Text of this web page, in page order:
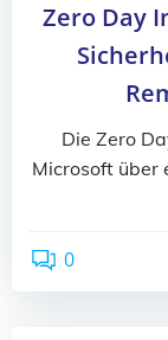
Zero Day
Die Zero
Microsoft über
0